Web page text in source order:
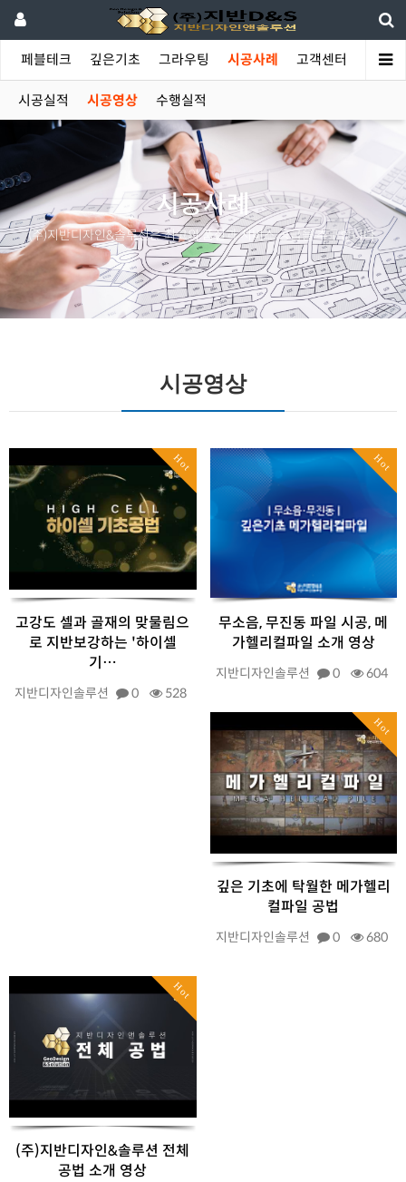
페블테크 깊은기초 그라우팅 시공사례 고객센터
시공실적 시공영상 수행실적
시공사례
(주)지반디자인&솔루션은 최고의 품질과 서비스 공급을 추구합니다.
시공영상
Hot
고강도 셀과 골재의 맞물림으
로 지반보강하는 '하이셀
기…
지반디자인솔루션 0 528
Hot
무소음, 무진동 파일 시공, 메
가헬리컬파일 소개 영상
지반디자인솔루션 0 604
Hot
깊은 기초에 탁월한 메가헬리
컬파일 공법
지반디자인솔루션 0 680
Hot
(주)지반디자인&솔루션 전체
공법 소개 영상